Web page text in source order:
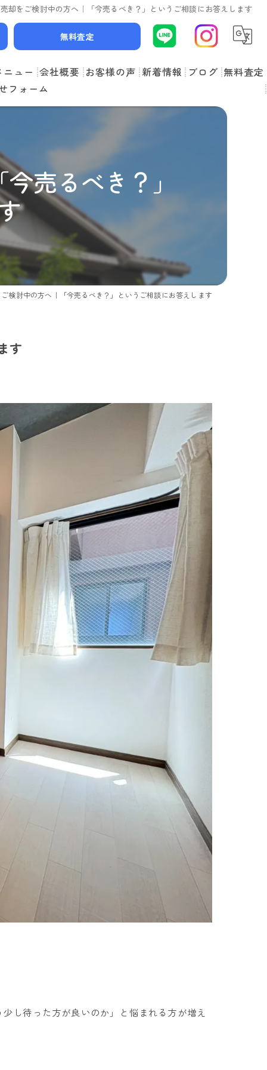
却をご検討中の方へ｜「今売るべき？」というご相談にお答えします
無料査定
ュー 会社概要
スタッフ紹介
お客様の声
よくある質問
新着情報 ブログ 無料査定
フォーム
売るべき？」
検討中の方へ｜「今売るべき？」というご相談にお答えします
す
し待った方が良いのか」と悩まれる方が増え